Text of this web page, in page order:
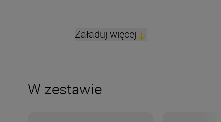
Załaduj więcej
W zestawie